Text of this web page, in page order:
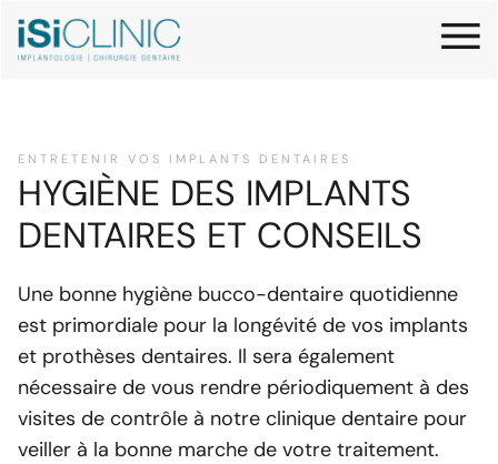
ENTRETENIR VOS IMPLANTS DENTAIRES
HYGIÈNE DES IMPLANTS
DENTAIRES ET CONSEILS
Une bonne hygiène bucco-dentaire quotidienne
est primordiale pour la longévité de vos implants
et prothèses dentaires. Il sera également
nécessaire de vous rendre périodiquement à des
visites de contrôle à notre clinique dentaire pour
veiller à la bonne marche de votre traitement.